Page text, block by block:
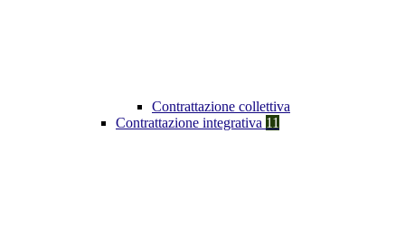
Contrattazione collettiva
Contrattazione integrativa 11